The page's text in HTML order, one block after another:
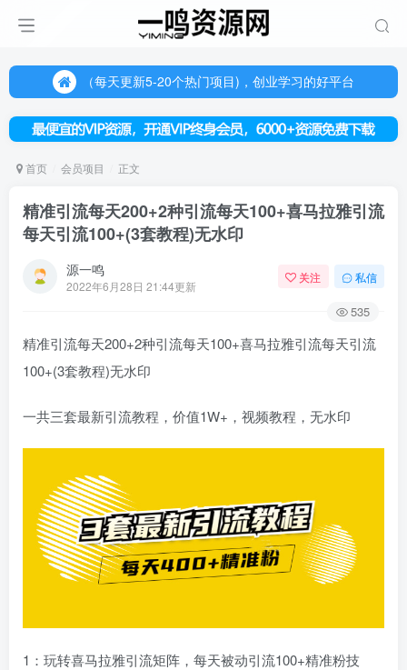
（每天更新5-20个热门项目)，创业学习的好平台
（每天更新5-20个热门项目)，创业学习的好平台
欢迎访问一鸣资源网，本站汇集数千网创课程和项目
首页 会员项目 正文
精准引流每天200+2种引流每天100+喜马拉雅引流
每天引流100+(3套教程)无水印
源一鸣
2022年6月28日 21:44更新
关注 私信
535
精准引流每天200+2种引流每天100+喜马拉雅引流每天引流
100+(3套教程)无水印
一共三套最新引流教程，价值1W+，视频教程，无水印
1：玩转喜马拉雅引流矩阵，每天被动引流100+精准粉技